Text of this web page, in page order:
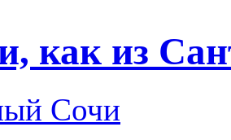
как из
Сочи